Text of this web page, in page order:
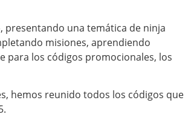
presentando una temática de ninja
misiones, aprendiendo
para los códigos promocionales, los
hemos reunido todos los códigos que